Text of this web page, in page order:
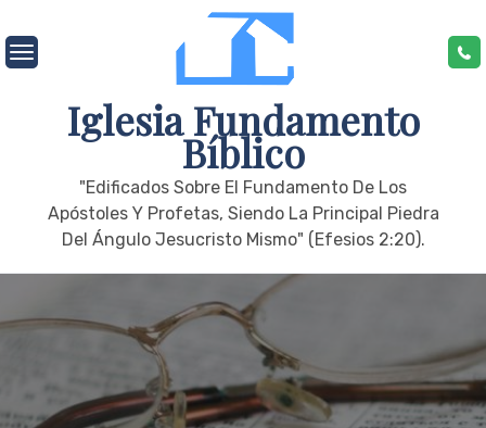
to
content
Iglesia Fundamento
Bíblico
"edificados Sobre El Fundamento De Los
Apóstoles Y Profetas, Siendo La Principal Piedra
Del Ángulo Jesucristo Mismo" (Efesios 2:20).